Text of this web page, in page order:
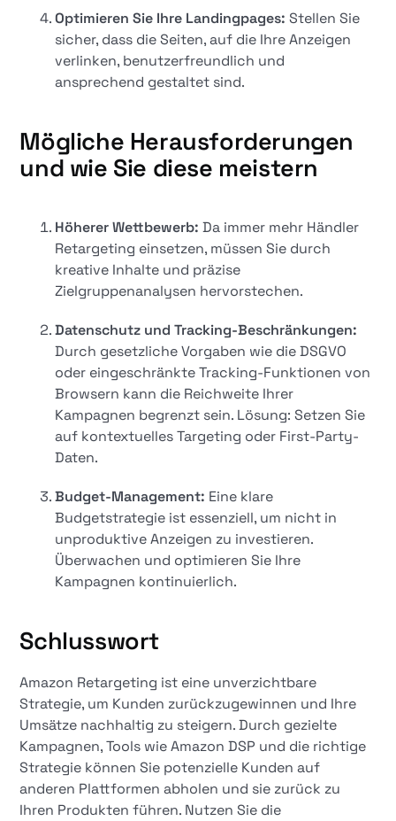
Optimieren Sie Ihre Landingpages: Stellen Sie
sicher, dass die Seiten, auf die Ihre Anzeigen
verlinken, benutzerfreundlich und
ansprechend gestaltet sind.
Mögliche Herausforderungen
und wie Sie diese meistern
Höherer Wettbewerb: Da immer mehr Händler
Retargeting einsetzen, müssen Sie durch
kreative Inhalte und präzise
Zielgruppenanalysen hervorstechen.
Datenschutz und Tracking-Beschränkungen:
Durch gesetzliche Vorgaben wie die DSGVO
oder eingeschränkte Tracking-Funktionen von
Browsern kann die Reichweite Ihrer
Kampagnen begrenzt sein. Lösung: Setzen Sie
auf kontextuelles Targeting oder First-Party-
Daten.
Budget-Management: Eine klare
Budgetstrategie ist essenziell, um nicht in
unproduktive Anzeigen zu investieren.
Überwachen und optimieren Sie Ihre
Kampagnen kontinuierlich.
Schlusswort
Amazon Retargeting ist eine unverzichtbare
Strategie, um Kunden zurückzugewinnen und Ihre
Umsätze nachhaltig zu steigern. Durch gezielte
Kampagnen, Tools wie Amazon DSP und die richtige
Strategie können Sie potenzielle Kunden auf
anderen Plattformen abholen und sie zurück zu
Ihren Produkten führen. Nutzen Sie die